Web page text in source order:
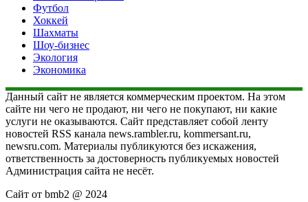
Футбол
Хоккей
Шахматы
Шоу-бизнес
Экология
Экономика
Данный сайт не является коммерческим проектом. На этом
сайте ни чего не продают, ни чего не покупают, ни какие
услуги не оказываются. Сайт представляет собой ленту
новостей RSS канала news.rambler.ru, kommersant.ru,
newsru.com. Материалы публикуются без искажения,
ответственность за достоверность публикуемых новостей
Администрация сайта не несёт.
Сайт от bmb2 @ 2024